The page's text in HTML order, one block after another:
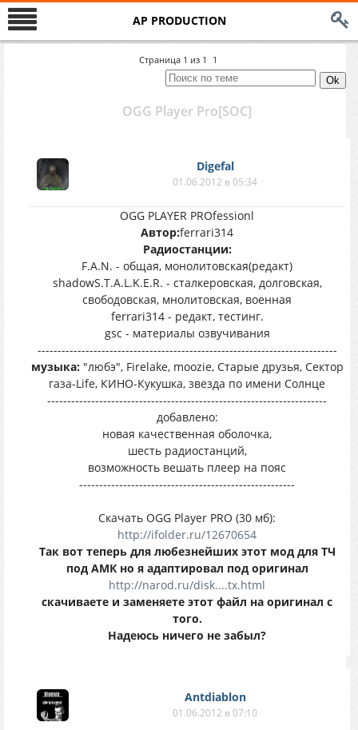
AP PRODUCTION
Страница 1 из 1 1
OGG Player Pro[SOC]
Digefal
01.06.2012 в 05:34
OGG PLAYER PROfessionl
Автор:ferrari314
Радиостанции:
F.A.N. - общая, монолитовская(редакт)
shadowS.T.A.L.K.E.R. - сталкеровская, долговская,
свободовская, мнолитовская, военная
ferrari314 - редакт, тестинг.
gsc - материалы озвучивания
---------------------------------------------------------------------------
музыка:"любэ", Firelake, moozie, Старые друзья, Сектор
газа-Life, КИНО-Кукушка, звезда по имени Солнце
----------------------------------------------------------------------
добавлено:
новая качественная оболочка,
шесть радиостанций,
возможность вешать плеер на пояс
------------------------------------------------------
Скачать OGG Player PRO (30 мб):
http://ifolder.ru/12670654
Так вот теперь для любезнейших этот мод для ТЧ
под АМК но я адаптировал под оригинал
http://narod.ru/disk....tx.html
скачиваете и заменяете этот файл на оригинал с
того.
Надеюсь ничего не забыл?
Antdiablon
01.06.2012 в 07:10